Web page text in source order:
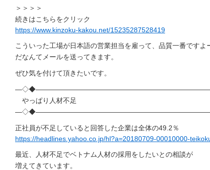
＞＞＞＞
続きはこちらをクリック
https://www.kinzoku-kakou.net/15235287528419
こういった工場が日本語の営業担当を雇って、品質一番ですよ
だなんてメールを送ってきます。
ぜひ気を付けて頂きたいです。
やっぱり人材不足
正社員が不足していると回答した企業は全体の49.2％
https://headlines.yahoo.co.jp/hl?a=20180709-00010000-
最近、人材不足でベトナム人材の採用をしたいとの相談が
増えてきています。